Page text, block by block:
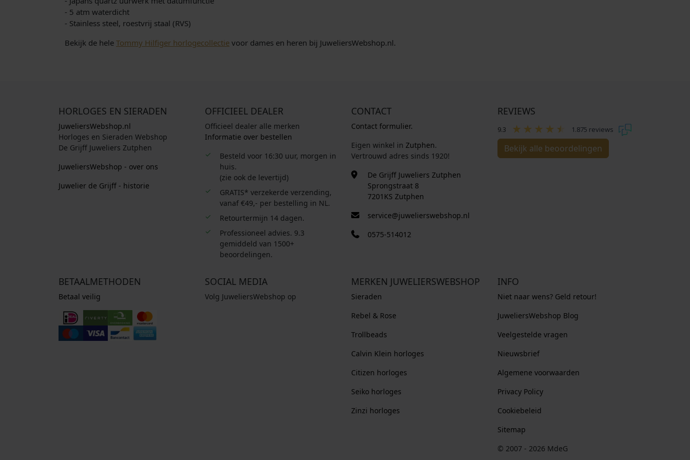
- 5 atm waterdicht
- Stainless steel, roestvrij staal (RVS)
Bekijk de hele Tommy Hilfiger horlogecollectie voor dames en heren bij JuweliersWebshop.nl.
HORLOGES EN SIERADEN
JuweliersWebshop.nl
Horloges en Sieraden Webshop
De Grijff Juweliers Zutphen
JuweliersWebshop - over ons
Juwelier de Grijff - historie
OFFICIEEL DEALER
Officieel dealer alle merken
Informatie over bestellen
Besteld voor 16:30 uur, morgen in
huis.
(zie ook de levertijd)
GRATIS* verzekerde verzending,
vanaf €49,- per bestelling in NL.
Retourtermijn 14 dagen.
Professioneel advies. 9.3
gemiddeld van 1500+
beoordelingen.
CONTACT
Contact formulier.
Eigen winkel in Zutphen.
Vertrouwd adres sinds 1920!
De Grijff Juweliers Zutphen
Sprongstraat 8
7201KS Zutphen
service@juwelierswebshop.nl
0575-514012
REVIEWS
9.3 1.875 reviews
Bekijk alle beoordelingen
BETAALMETHODEN
Betaal veilig
SOCIAL MEDIA
Volg JuweliersWebshop op
MERKEN JUWELIERSWEBSHOP
Sieraden
Rebel & Rose
Trollbeads
Calvin Klein horloges
Citizen horloges
Seiko horloges
Zinzi horloges
INFO
Niet naar wens? Geld retour!
JuweliersWebshop Blog
Veelgestelde vragen
Nieuwsbrief
Algemene voorwaarden
Privacy Policy
Cookiebeleid
Sitemap
© 2007 - 2026 MdeG